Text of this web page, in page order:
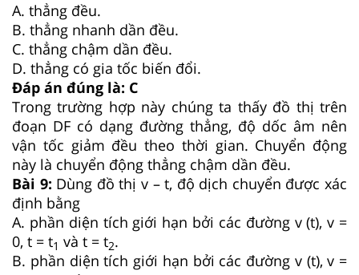
A. thẳng đều.
B. thẳng nhanh dần đều.
C. thẳng chậm dần đều.
D. thẳng có gia tốc biến đổi.
Đáp án đúng là: C
Trong trường hợp này chúng ta thấy đồ thị trên
đoạn DF có dạng đường thẳng, độ dốc âm nên
vận tốc giảm đều theo thời gian. Chuyển động
này là chuyển động thẳng chậm dần đều.
Bài 9: Dùng đồ thị v – t, độ dịch chuyển được xác
định bằng
A. phần diện tích giới hạn bởi các đường v (t), v =
0, t = t1 và t = t2.
B. phần diện tích giới hạn bởi các đường v (t), v =